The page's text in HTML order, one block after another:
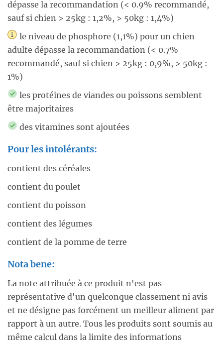
dépasse la recommandation (< 0.9% recommandé,
sauf si chien > 25kg : 1,2%, > 50kg : 1,4%)
le niveau de phosphore (1,1%) pour un chien
adulte dépasse la recommandation (< 0.7%
recommandé, sauf si chien > 25kg : 0,9%, > 50kg :
1%)
les protéines de viandes ou poissons semblent
être majoritaires
des vitamines sont ajoutées
Pour les intolérants:
contient des céréales
contient du poulet
contient du poisson
contient des légumes
contient de la pomme de terre
Nota bene:
La note attribuée à ce produit n'est pas
représentative d'un quelconque classement ni avis
et ne désigne pas forcément un meilleur aliment par
rapport à un autre. Tous les produits sont soumis au
même calcul dans la limite des informations